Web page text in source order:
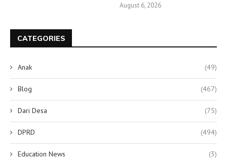
August 6, 2026
CATEGORIES
Anak (49)
Blog (467)
Dari Desa (75)
DPRD (494)
Education News (3)